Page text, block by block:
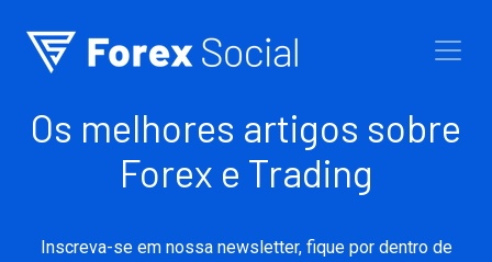
Os melhores artigos sobre
Forex e Trading
Inscreva-se em nossa newsletter, fique por dentro de